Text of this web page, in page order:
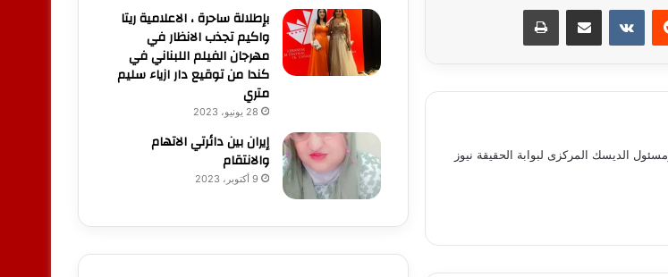
مشاركة عبر البريد طباعة
الديسك المركزى لبوابة الحقيقة نيوز
بإطلالة ساحرة ، الاعلامية ريتا
واكيم تجذب الانظار في
مهرجان الفيلم اللبناني في
كندا من توقيع دار ازياء سليم
متري
28 يونيو، 2023
إيران بين دائرتي الاتهام
والانتقام
9 أكتوبر، 2023